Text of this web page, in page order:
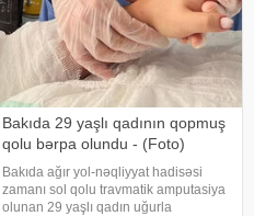
Bakıda 29 yaşlı qadının qopmuş
qolu bərpa olundu - (Foto)
Bakıda ağır yol-nəqliyyat hadisəsi
zamanı sol qolu travmatik amputasiya
olunan 29 yaşlı qadın uğurla